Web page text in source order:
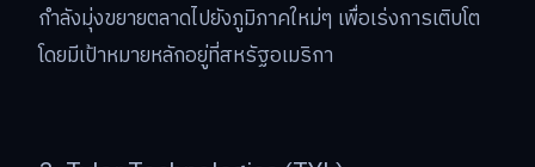
กำลังมุ่งขยายตลาดไปยังภูมิภาคใหม่ๆ เพื่อเร่งการเติบโต
โดยมีเป้าหมายหลักอยู่ที่สหรัฐอเมริกา